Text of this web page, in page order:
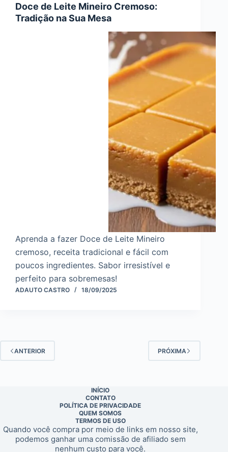
Doce de Leite Mineiro Cremoso:
Tradição na Sua Mesa
Aprenda a fazer Doce de Leite Mineiro
cremoso, receita tradicional e fácil com
poucos ingredientes. Sabor irresistível e
perfeito para sobremesas!
ADAUTO CASTRO 18/09/2025
ANTERIOR PRÓXIMA
INÍCIO
CONTATO
POLÍTICA DE PRIVACIDADE
QUEM SOMOS
TERMOS DE USO
Quando você compra por meio de links em nosso site,
podemos ganhar uma comissão de afiliado sem
nenhum custo para você.